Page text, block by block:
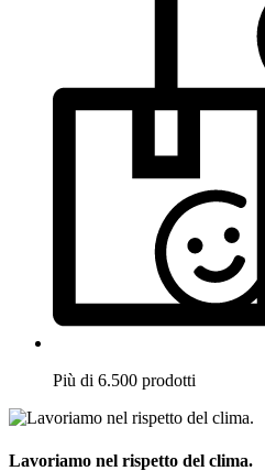
Più di 6.500 prodotti
Lavoriamo nel rispetto del clima.